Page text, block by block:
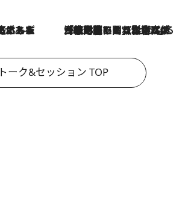
2026.8.3
「住宅建てられない…」「サーチャージ料の高値が続いている」ホルムズ海峡封鎖による影響はいつまで続く？《エネルギー専門家に聞く“どうなる日本の暮らし”》
トーク&セッション TOP